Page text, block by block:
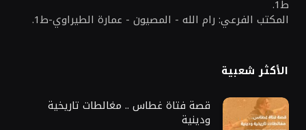
ط1.
المكتب الفرعي: رام الله - المصيون - عمارة الطيراوي-ط1.
الأكثر شعبية
قصة فتاة غطاس .. مغالطات تاريخية
ودينية